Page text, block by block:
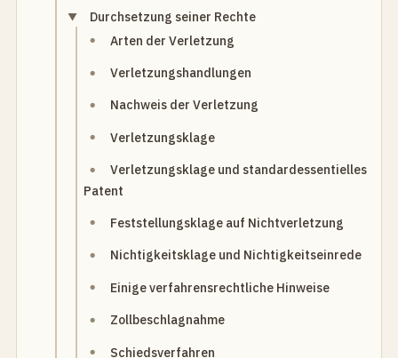
Durchsetzung seiner Rechte
Arten der Verletzung
Verletzungshandlungen
Nachweis der Verletzung
Verletzungsklage
Verletzungsklage und standardessentielles
Patent
Feststellungsklage auf Nichtverletzung
Nichtigkeitsklage und Nichtigkeitseinrede
Einige verfahrensrechtliche Hinweise
Zollbeschlagnahme
Schiedsverfahren